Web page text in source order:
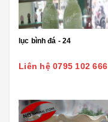
lục bình đá - 24
Liên hệ 0795 102 666